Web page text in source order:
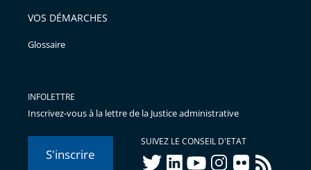
VOS DÉMARCHES
Glossaire
INFOLETTRE
Inscrivez-vous à la lettre de la Justice administrative
S'inscrire
SUIVEZ LE CONSEIL D'ETAT
twitterlinkedInyoutubeinstagram
flickr rss